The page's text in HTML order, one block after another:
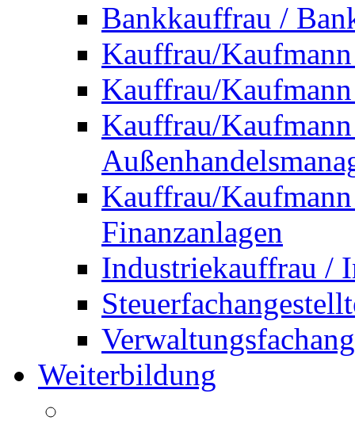
Bankkauffrau /
Kauffrau/
Kauffrau/
Kauffrau/
Kauffrau/
Finanzanlagen
Industriekauffrau /
Weiterbildung